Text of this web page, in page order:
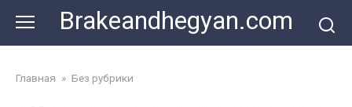
content
Brakeandhegyan.com
Главная » Без рубрики